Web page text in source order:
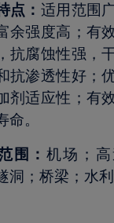
点： 适用范围
余强度高；有
抗腐蚀性强，
抗渗透性好；
剂适应性；有
命。
围：机场；
洞；桥梁；水利